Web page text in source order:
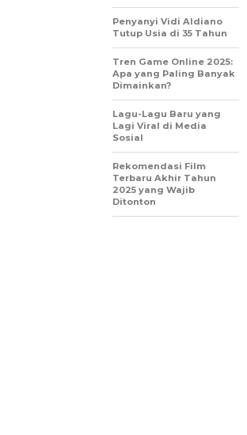
Penyanyi Vidi Aldiano
Tutup Usia di 35 Tahun
Tren Game Online 2025:
Apa yang Paling Banyak
Dimainkan?
Lagu-Lagu Baru yang
Lagi Viral di Media
Sosial
Rekomendasi Film
Terbaru Akhir Tahun
2025 yang Wajib
Ditonton